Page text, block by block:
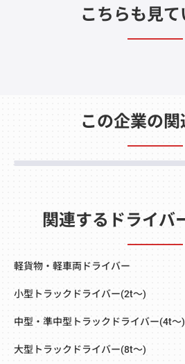
こちらも見て
この企業の
関連するドライバ
軽貨物・軽車両ドライバー
小型トラックドライバー(2t～)
中型・準中型トラックドライバー(4t～)
大型トラックドライバー(8t～)